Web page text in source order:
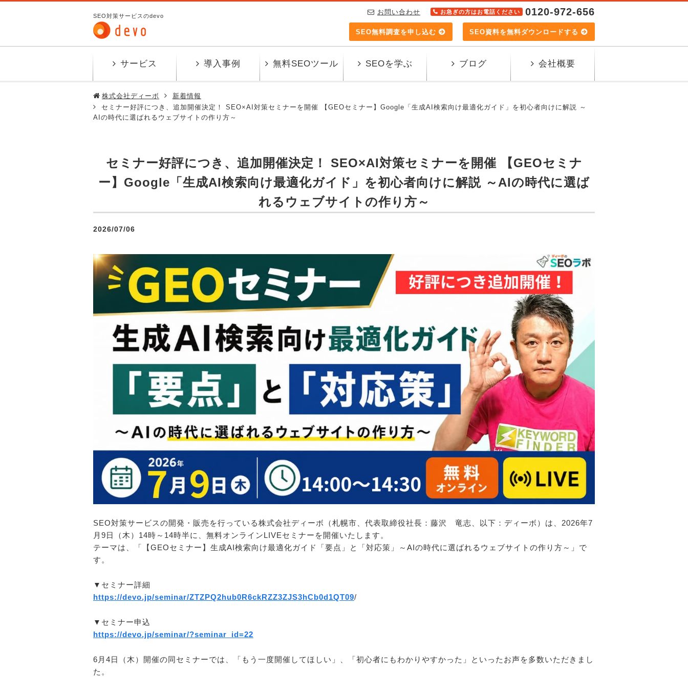
SEO対策サービスのdevo お問い合わせ お急ぎの方はお電話ください 0120-972-656
SEO無料調査を申し込む SEO資料を無料ダウンロードする
サービス 導入事例 無料SEOツール SEOを学ぶ ブログ 会社概要
株式会社ディーボ
新着情報
セミナー好評につき、追加開催決定！ SEO×AI対策セミナーを開催 【GEOセミナー】Google「生成AI検索向け最適化ガイド」を初心者向けに解説 ～
AIの時代に選ばれるウェブサイトの作り方～
セミナー好評につき、追加開催決定！ SEO×AI対策セミナーを開催 【GEOセミナ
ー】Google「生成AI検索向け最適化ガイド」を初心者向けに解説 ～AIの時代に選ば
れるウェブサイトの作り方～
2026/07/06
SEO対策サービスの開発・販売を行っている株式会社ディーボ（札幌市、代表取締役社長：藤沢 竜志、以下：ディーボ）は、2026年7
月9日（木）14時～14時半に、無料オンラインLIVEセミナーを開催いたします。
テーマは、「【GEOセミナー】生成AI検索向け最適化ガイド「要点」と「対応策」～AIの時代に選ばれるウェブサイトの作り方～」で
す。
▼セミナー詳細
https://devo.jp/seminar/ZTZPQ2hub0R6ckRZZ3ZJS3hCb0d1QT09/
▼セミナー申込
https://devo.jp/seminar/?seminar_id=22
6月4日（木）開催の同セミナーでは、「もう一度開催してほしい」、「初心者にもわかりやすかった」といったお声を多数いただきまし
た。